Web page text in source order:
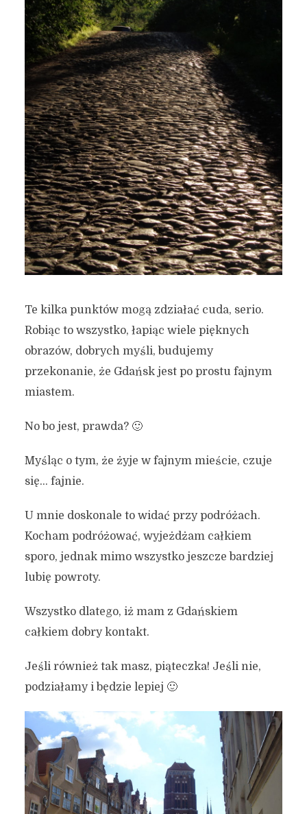
Te kilka punktów mogą zdziałać cuda, serio.
Robiąc to wszystko, łapiąc wiele pięknych
obrazów, dobrych myśli, budujemy
przekonanie, że Gdańsk jest po prostu fajnym
miastem.
No bo jest, prawda? 🙂
Myśląc o tym, że żyje w fajnym mieście, czuje
się… fajnie.
U mnie doskonale to widać przy podróżach.
Kocham podróżować, wyjeżdżam całkiem
sporo, jednak mimo wszystko jeszcze bardziej
lubię powroty.
Wszystko dlatego, iż mam z Gdańskiem
całkiem dobry kontakt.
Jeśli również tak masz, piąteczka! Jeśli nie,
podziałamy i będzie lepiej 🙂